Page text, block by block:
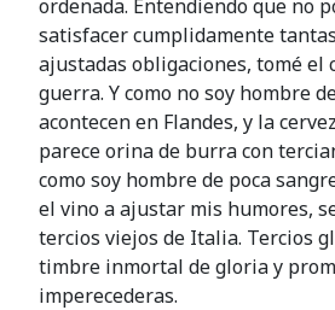
ordenada. Entendiendo que no
satisfacer cumplidamente
ajustadas obligaciones, tomé el
guerra. Y como no soy hombre
acontecen en Flandes, y la
parece orina de burra con
como soy hombre de poca
el vino a ajustar mis humores,
tercios viejos de Italia. Tercios
timbre inmortal de gloria y
imperecederas.